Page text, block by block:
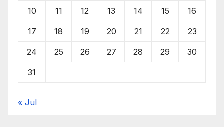
10 11 12 13 14 15 16
17 18 19 20 21 22 23
24 25 26 27 28 29 30
31
« Jul